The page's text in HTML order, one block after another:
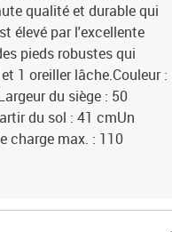
qualité et durable qui
élevé par l'excellente
pieds robustes qui
1 oreiller lâche.Couleur :
du siège : 50
du sol : 41 cmUn
charge max. : 110